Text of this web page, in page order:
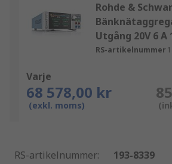
Rohde &
Utgång 20V 6 A
RS-artikelnummer
Varje
68 578,00 kr
(exkl. moms)
RS-artikelnummer:
193-8339